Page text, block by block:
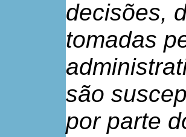
decisões,
tomadas
são
por parte